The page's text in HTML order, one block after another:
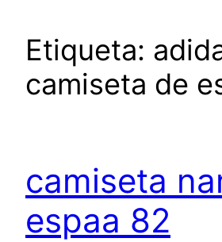
Etiqueta:
camiseta de
camiseta
espaa 82